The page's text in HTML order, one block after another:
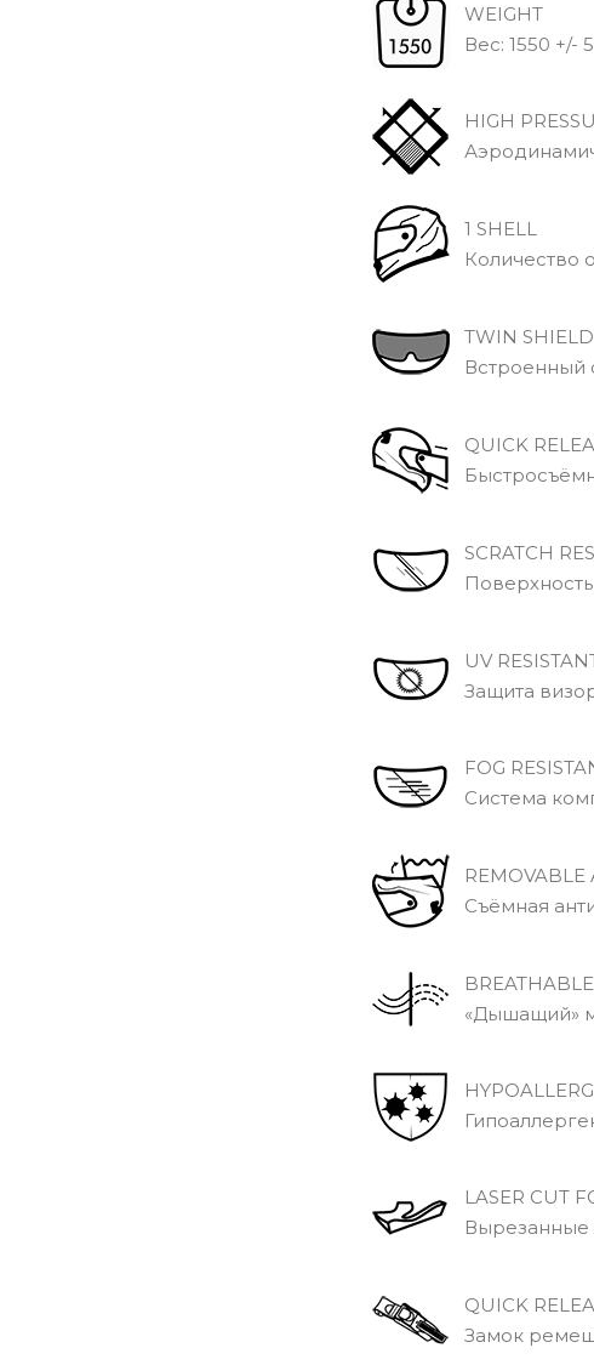
WEIGHT
Вec: 1550 +/-
HIGH
1 SHELL
Количество
TWIN SHIELD
Встроенный
QUICK
SCRATCH
UV
Защита
FOG
Система
REMOVABLE
Съёмная
BREATHABLE
«Дышащий»
LASER CUT
Вырезанные
QUICK
Замок